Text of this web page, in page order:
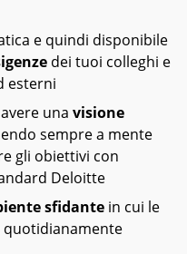
e quindi disponibile
dei tuoi colleghi e
esterni
una visione
sempre a mente
gli obiettivi con
Deloitte
sfidante in cui le